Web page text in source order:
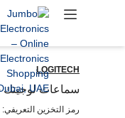
LOGITECH
سماعات لوجيتك G535 اللاسلكية للألعاب – أسود
رمز التخزين التعريفي: 981-000972